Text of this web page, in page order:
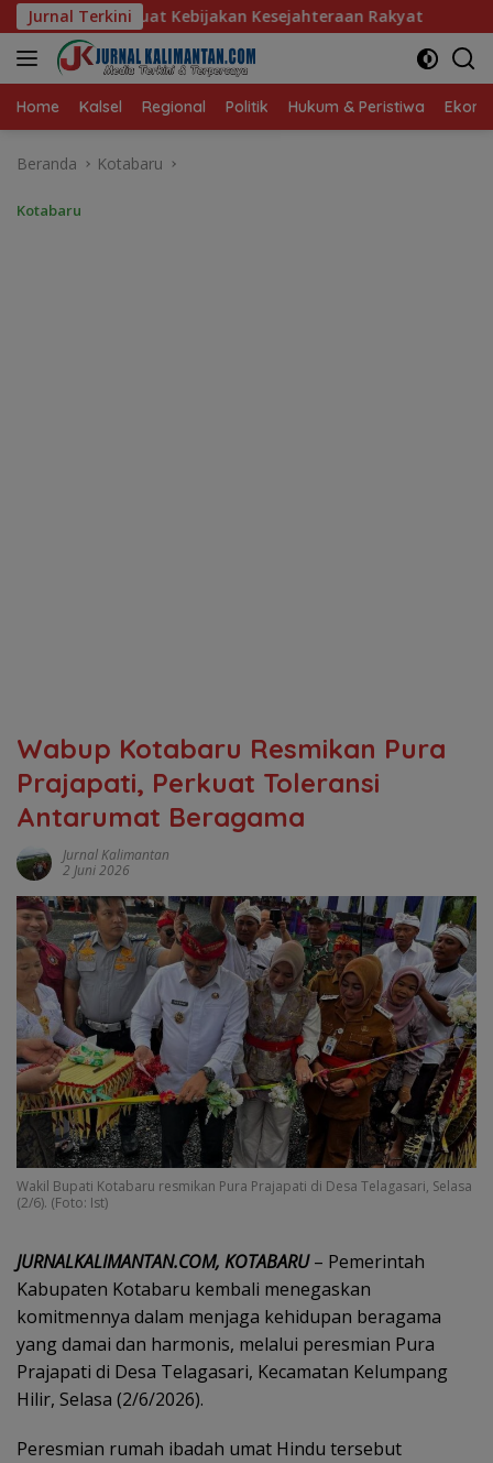
Langsung
ke
konten
Jurnal Terkini
Kesejahteraan Rakyat Baru 10 Persen, Aktivasi
Home Kalsel Regional Politik Hukum & Peristiwa
Beranda Kotabaru
Kotabaru
Wabup Kotabaru Resmikan Pura
Prajapati, Perkuat Toleransi
Antarumat Beragama
Jurnal Kalimantan
2 Juni 2026
Wakil Bupati Kotabaru resmikan Pura Prajapati di Desa Telagasari, Selasa
(2/6). (Foto: Ist)
JURNALKALIMANTAN.COM, KOTABARU– Pemerintah
Kabupaten Kotabaru kembali menegaskan
komitmennya dalam menjaga kehidupan beragama
yang damai dan harmonis, melalui peresmian Pura
Prajapati di Desa Telagasari, Kecamatan Kelumpang
Hilir, Selasa (2/6/2026).
Peresmian rumah ibadah umat Hindu tersebut